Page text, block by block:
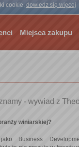
cookie, dowiedz się więcej
Miejsca zakupu
- wywiad z
winiarskiej?
Business